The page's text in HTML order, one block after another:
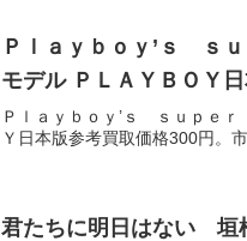
Ｐｌａｙｂｏｙ’ｓ ｓ
モデル ＰＬＡＹＢＯＹ
Ｐｌａｙｂｏｙ’ｓ ｓｕｐｅ
Ｙ日本版参考買取価格300円。
君たちに明日はない 垣